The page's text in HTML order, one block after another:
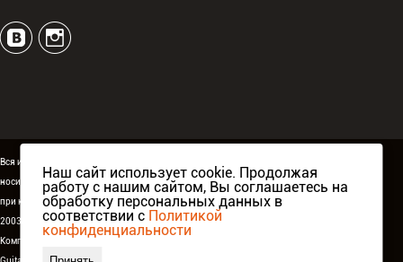
Вся информация, размещённая на сайте espguitars.ru,
носит исключительно информационный характер и ни
при каких условиях не является публичной офертой.
2003-2026 ©ESP Guitars . Все права защищены.
Компания Аваллон, официальный дистрибьютор
Наш сайт использует cookie. Продолжая
работу с нашим сайтом, Вы соглашаетесь на
обработку персональных данных в
соответствии с Политикой
конфиденциальности